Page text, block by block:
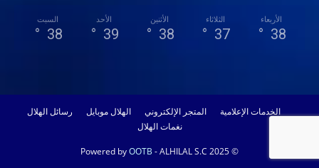
السبت
38
°
الأحد
39
°
الأثنين
38
°
الثلاثاء
37
°
الأربعاء
38
°
الخدمات الإعلامية المتجر الإلكتروني الهلال موبايل
رسائل الهلال
نغمات الهلال
© Powered by
OOTB - ALHILAL S.C 2025